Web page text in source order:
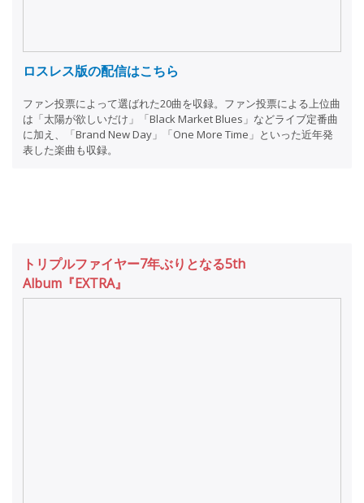
ロスレス版の配信はこちら
ファン投票によって選ばれた20曲を収録。ファン投票による上位曲
は「太陽が欲しいだけ」「Black Market Blues」などライブ定番曲
に加え、「Brand New Day」「One More Time」といった近年発
表した楽曲も収録。
トリプルファイヤー7年ぶりとなる5th
Album『EXTRA』